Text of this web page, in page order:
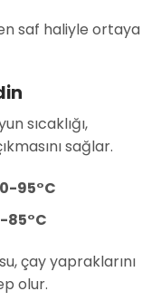
saf haliyle ortaya
sıcaklığı,
sağlar.
95°C
85°C
çay yapraklarını
olur.